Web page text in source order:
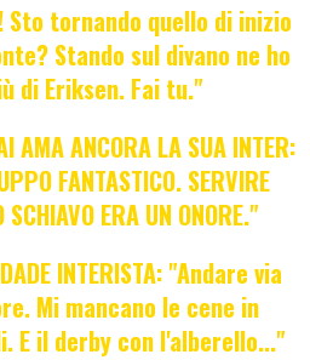
tornando quello di inizio
Stando sul divano ne ho
di Eriksen. Fai tu."
AMA ANCORA LA SUA INTER:
FANTASTICO. SERVIRE
SCHIAVO ERA UN ONORE."
INTERISTA: "Andare via
Mi mancano le cene in
E il derby con l'alberello..."